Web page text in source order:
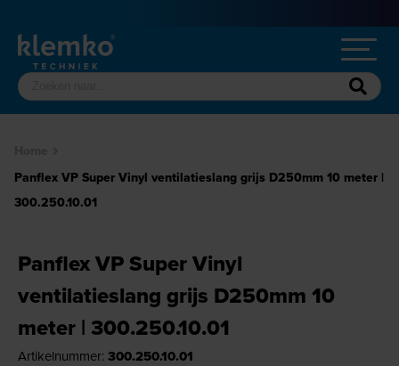
Panflex VP Super Vinyl ventilatieslang grijs D250mm 10 meter |
300.250.10.01
Panflex VP Super Vinyl
ventilatieslang grijs D250mm 10
meter | 300.250.10.01
Artikelnummer: 300.250.10.01